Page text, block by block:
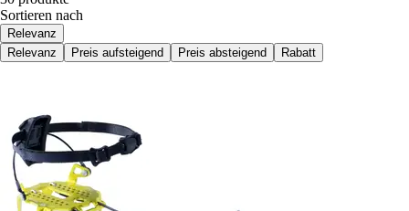
Sortieren nach
Relevanz
Relevanz
Preis aufsteigend Preis absteigend Rabatt